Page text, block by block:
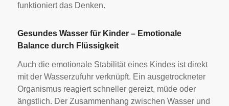
funktioniert das Denken.
Gesundes Wasser für Kinder – Emotionale
Balance durch Flüssigkeit
Auch die emotionale Stabilität eines Kindes ist direkt
mit der Wasserzufuhr verknüpft. Ein ausgetrockneter
Organismus reagiert schneller gereizt, müde oder
ängstlich. Der Zusammenhang zwischen Wasser und